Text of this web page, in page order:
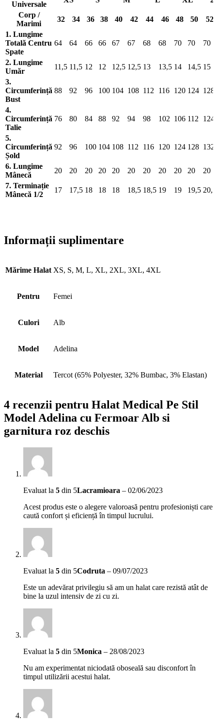
Universale
Corp /
Marimi
32 34 36 38 40 42 44 46 48 50
52
1. Lungime
Totală Centru
Spate
64 64 66 66 67 67 68 68 70 70 70
2. Lungime
Umăr
11,5 11,5 12 12 12,5 12,5 13 13,5 14 14,5 15
3.
Circumferință
Bust
88 92 96 100 104 108 112 116 120 124 128
4.
Circumferință
Talie
76 80 84 88 92 94 98 102 106 112 124
5.
Circumferință
Șold
92 96 100 104 108 112 116 120 124 128 132
6. Lungime
Mânecă
20 20 20 20 20 20 20 20 20 20
20
7. Terminație
Mânecă 1/2
17 17,5 18 18 18 18,5 18,5 19 19 19,5 20,5
Informații suplimentare
Mărime Halat XS, S, M, L, XL, 2XL, 3XL, 4XL
Pentru Femei
Culori Alb
Model Adelina
Material Tercot (65% Polyester, 32% Bumbac, 3% Elastan)
4 recenzii pentru Halat Medical Pe Stil
Model Adelina cu Fermoar Alb si
garnitura roz deschis
Evaluat la 5 din 5Lacramioara – 02/06/2023
Acest produs este o alegere valoroasă pentru profesioniști care
caută confort și eficiență în timpul lucrului.
Evaluat la 5 din 5Codruta – 09/07/2023
Este un adevărat privilegiu să am un halat care rezistă atât de
bine la uzul intensiv de zi cu zi.
Evaluat la 5 din 5Monica – 28/08/2023
Nu am experimentat niciodată oboseală sau disconfort în
timpul utilizării acestui halat.